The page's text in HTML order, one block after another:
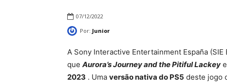
07/12/2022
Por: Junior
A Sony Interactive Entertainment España
que Aurora’s Journey and the Pitiful Lackey
2023 . Uma versão nativa do PS5 deste jogo